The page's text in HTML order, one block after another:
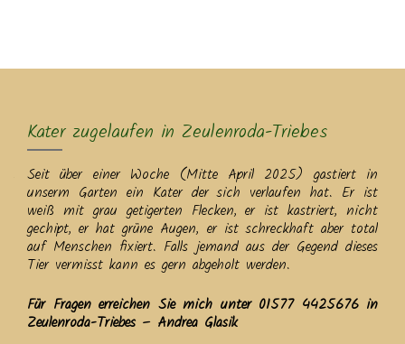
Kater zugelaufen in Zeulenroda-Triebes
Seit über einer Woche (Mitte April 2025) gastiert in
unserm Garten ein Kater der sich verlaufen hat. Er ist
weiß mit grau getigerten Flecken, er ist kastriert, nicht
gechipt, er hat grüne Augen, er ist schreckhaft aber total
auf Menschen fixiert. Falls jemand aus der Gegend dieses
Tier vermisst kann es gern abgeholt werden.
Für Fragen erreichen Sie mich unter 01577 4425676 in
Zeulenroda-Triebes – Andrea Glasik